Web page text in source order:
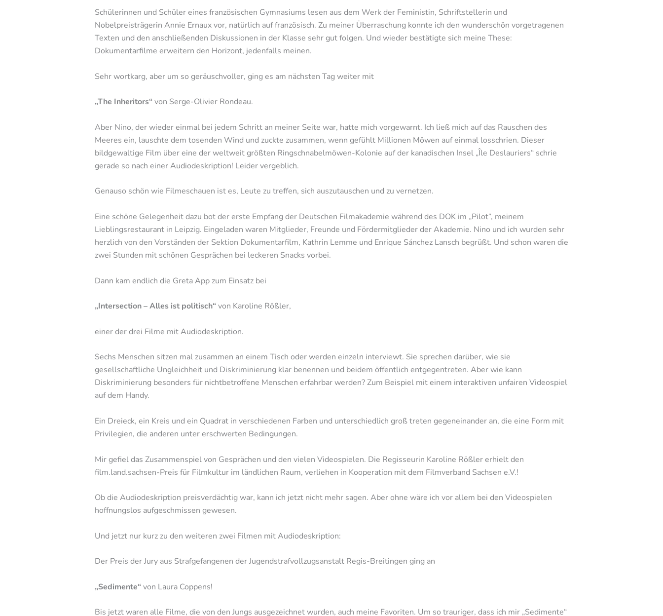
Schülerinnen und Schüler eines französischen Gymnasiums lesen aus dem Werk der Feministin, Schriftstellerin und
Nobelpreisträgerin Annie Ernaux vor, natürlich auf französisch. Zu meiner Überraschung konnte ich den wunderschön vorgetragenen
Texten und den anschließenden Diskussionen in der Klasse sehr gut folgen. Und wieder bestätigte sich meine These:
Dokumentarfilme erweitern den Horizont, jedenfalls meinen.
Sehr wortkarg, aber um so geräuschvoller, ging es am nächsten Tag weiter mit
„The Inheritors“von Serge-Olivier Rondeau.
Aber Nino, der wieder einmal bei jedem Schritt an meiner Seite war, hatte mich vorgewarnt. Ich ließ mich auf das Rauschen des
Meeres ein, lauschte dem tosenden Wind und zuckte zusammen, wenn gefühlt Millionen Möwen auf einmal losschrien. Dieser
bildgewaltige Film über eine der weltweit größten Ringschnabelmöwen-Kolonie auf der kanadischen Insel „Île Deslauriers“ schrie
gerade so nach einer Audiodeskription! Leider vergeblich.
Genauso schön wie Filmeschauen ist es, Leute zu treffen, sich auszutauschen und zu vernetzen.
Eine schöne Gelegenheit dazu bot der erste Empfang der Deutschen Filmakademie während des DOK im „Pilot“, meinem
Lieblingsrestaurant in Leipzig. Eingeladen waren Mitglieder, Freunde und Fördermitglieder der Akademie. Nino und ich wurden sehr
herzlich von den Vorständen der Sektion Dokumentarfilm, Kathrin Lemme und Enrique Sánchez Lansch begrüßt. Und schon waren die
zwei Stunden mit schönen Gesprächen bei leckeren Snacks vorbei.
Dann kam endlich die Greta App zum Einsatz bei
„Intersection – Alles ist politisch“von Karoline Rößler,
einer der drei Filme mit Audiodeskription.
Sechs Menschen sitzen mal zusammen an einem Tisch oder werden einzeln interviewt. Sie sprechen darüber, wie sie
gesellschaftliche Ungleichheit und Diskriminierung klar benennen und beidem öffentlich entgegentreten. Aber wie kann
Diskriminierung besonders für nichtbetroffene Menschen erfahrbar werden? Zum Beispiel mit einem interaktiven unfairen Videospiel
auf dem Handy.
Ein Dreieck, ein Kreis und ein Quadrat in verschiedenen Farben und unterschiedlich groß treten gegeneinander an, die eine Form mit
Privilegien, die anderen unter erschwerten Bedingungen.
Mir gefiel das Zusammenspiel von Gesprächen und den vielen Videospielen. Die Regisseurin Karoline Rößler erhielt den
film.land.sachsen-Preis für Filmkultur im ländlichen Raum, verliehen in Kooperation mit dem Filmverband Sachsen e.V.!
Ob die Audiodeskription preisverdächtig war, kann ich jetzt nicht mehr sagen. Aber ohne wäre ich vor allem bei den Videospielen
hoffnungslos aufgeschmissen gewesen.
Und jetzt nur kurz zu den weiteren zwei Filmen mit Audiodeskription:
Der Preis der Jury aus Strafgefangenen der Jugendstrafvollzugsanstalt Regis-Breitingen ging an
„Sedimente“von Laura Coppens!
Bis jetzt waren alle Filme, die von den Jungs ausgezeichnet wurden, auch meine Favoriten. Um so trauriger, dass ich mir „Sedimente“